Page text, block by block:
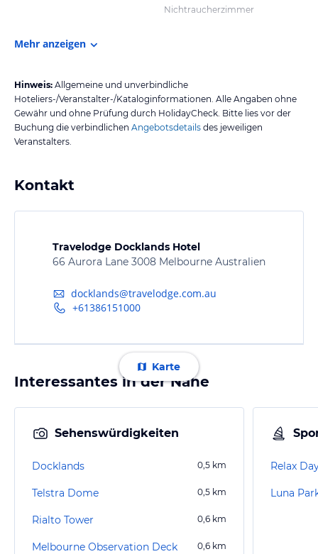
Nichtraucherzimmer
Mehr anzeigen
Hinweis: Allgemeine und unverbindliche
Hoteliers-/Veranstalter-/Kataloginformationen. Alle Angaben ohne
Gewähr und ohne Prüfung durch HolidayCheck. Bitte lies vor der
Buchung die verbindlichen Angebotsdetails des jeweiligen
Veranstalters.
Kontakt
Travelodge Docklands Hotel
66 Aurora Lane 3008 Melbourne Australien
docklands@travelodge.com.au
+61386151000
Karte
Interessantes in der Nähe
Sehenswürdigkeiten
Docklands 0,5 km
Telstra Dome 0,5 km
Rialto Tower 0,6 km
Melbourne Observation Deck 0,6 km
Relax
Luna